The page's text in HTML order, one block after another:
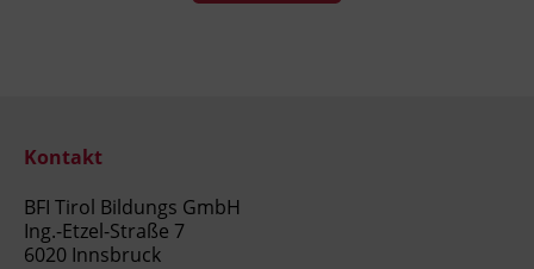
Kontakt
BFI Tirol Bildungs GmbH
Ing.-Etzel-Straße 7
6020 Innsbruck